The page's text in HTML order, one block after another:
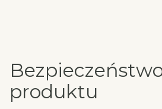
produktu